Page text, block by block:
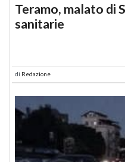
Teramo, malato di
sanitarie
di Redazione